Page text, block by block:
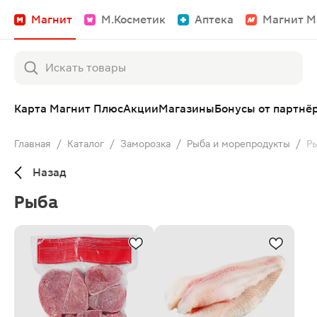
Магнит М.Косметик Аптека Магнит
Карта Магнит ПлюсАкцииМагазиныБонусы от
Главная / Каталог / Заморозка / Рыба и морепродукты /
Назад
Рыба